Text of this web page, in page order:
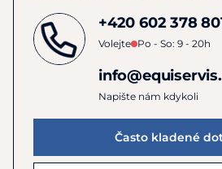
+420 602 378
Volejte Po - So: 9 - 20h
Napište nám kdykoli
Často kladené